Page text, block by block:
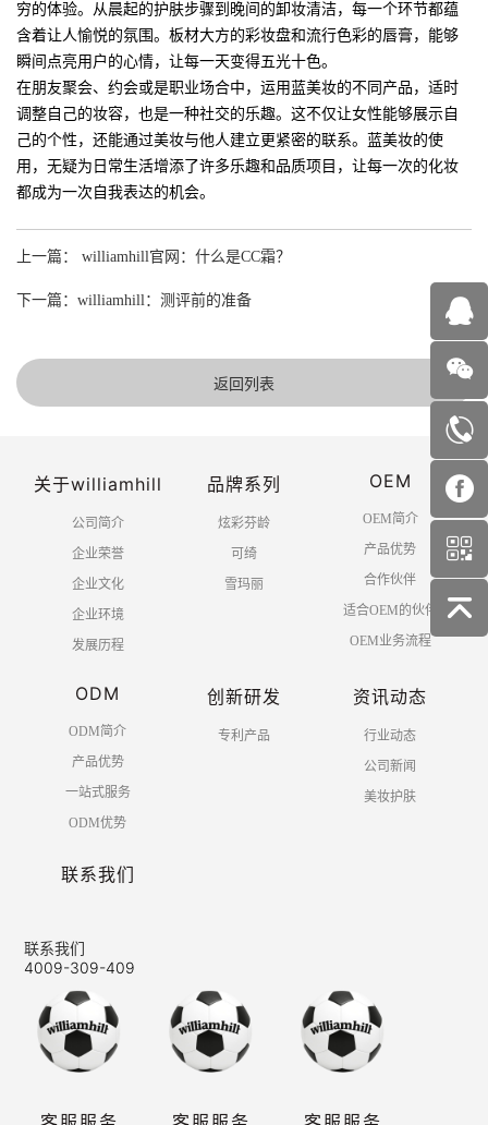
穷的体验。从晨起的护肤步骤到晚间的卸妆清洁，每一个环节都蕴
含着让人愉悦的氛围。板材大方的彩妆盘和流行色彩的唇膏，能够
瞬间点亮用户的心情，让每一天变得五光十色。
在朋友聚会、约会或是职业场合中，运用蓝美妆的不同产品，适时
调整自己的妆容，也是一种社交的乐趣。这不仅让女性能够展示自
己的个性，还能通过美妆与他人建立更紧密的联系。蓝美妆的使
用，无疑为日常生活增添了许多乐趣和品质项目，让每一次的化妆
都成为一次自我表达的机会。
上一篇： williamhill官网：什么是CC霜？
下一篇：williamhill：测评前的准备
返回列表
关于williamhill
公司简介
企业荣誉
企业文化
企业环境
发展历程
品牌系列
炫彩芬龄
可绮
雪玛丽
OEM
OEM简介
产品优势
合作伙伴
适合OEM的伙伴
OEM业务流程
ODM
ODM简介
产品优势
一站式服务
ODM优势
创新研发
专利产品
资讯动态
行业动态
公司新闻
美妆护肤
联系我们
联系我们
4009-309-409